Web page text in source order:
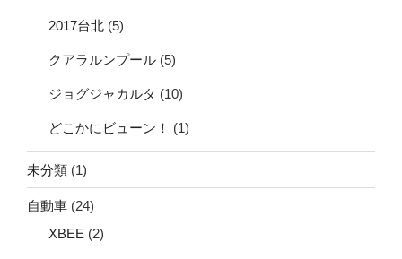
2017台北 (5)
クアラルンプール (5)
ジョグジャカルタ (10)
どこかにビューン！ (1)
未分類 (1)
自動車 (24)
XBEE (2)